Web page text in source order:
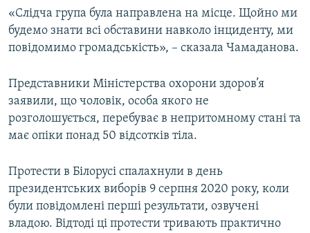
«Слідча група була направлена на місце. Щойно ми
будемо знати всі обставини навколо інциденту, ми
повідомимо громадськість», – сказала Чамаданова.
Представники Міністерства охорони здоров’я
заявили, що чоловік, особа якого не
розголошується, перебуває в непритомному стані та
має опіки понад 50 відсотків тіла.
Протести в Білорусі спалахнули в день
президентських виборів 9 серпня 2020 року, коли
були повідомлені перші результати, озвучені
владою. Відтоді ці протести тривають практично